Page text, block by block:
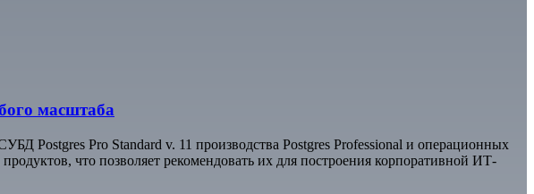
масштаба
Postgres Pro Standard v. 11 производства Postgres Professional и операционных
что позволяет рекомендовать их для построения корпоративной ИТ-